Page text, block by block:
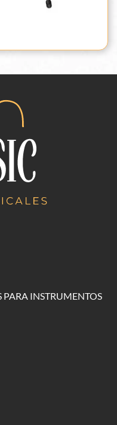
PARA INSTRUMENTOS